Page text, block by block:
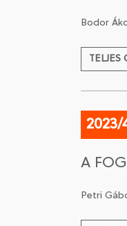
Bodor
TELJES
2023/
A
Petri